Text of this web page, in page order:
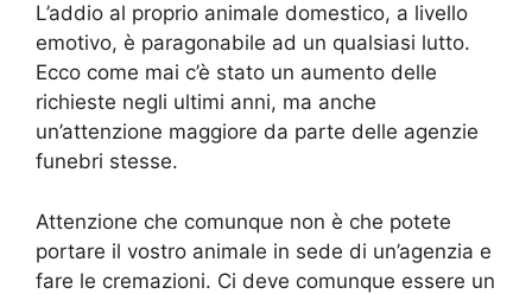
L’addio al proprio animale domestico, a livello
emotivo, è paragonabile ad un qualsiasi lutto.
Ecco come mai c’è stato un aumento delle
richieste negli ultimi anni, ma anche
un’attenzione maggiore da parte delle agenzie
funebri stesse.
Attenzione che comunque non è che potete
portare il vostro animale in sede di un’agenzia e
fare le cremazioni. Ci deve comunque essere un